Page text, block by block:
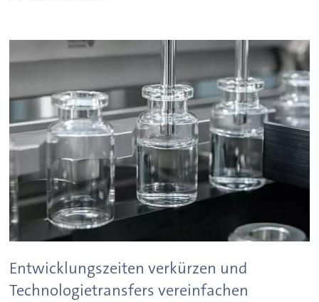
Entwicklungszeiten verkürzen und
Technologietransfers vereinfachen